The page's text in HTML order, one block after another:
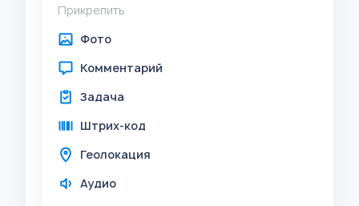
Прикрепить
Фото
Комментарий
Задача
Штрих-код
Геолокация
Аудио